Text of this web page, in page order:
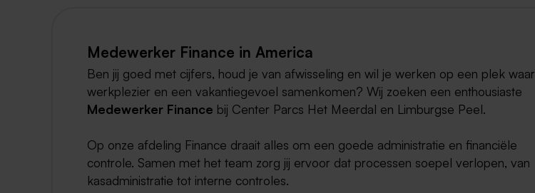
Medewerker Finance in America
Ben jij goed met cijfers, houd je van afwisseling en wil je werken op een plek waar
werkplezier en een vakantiegevoel samenkomen? Wij zoeken een enthousiaste
Medewerker Finance bij Center Parcs Het Meerdal en Limburgse Peel.
Op onze afdeling Finance draait alles om een goede administratie en financiële
controle. Samen met het team zorg jij ervoor dat processen soepel verlopen, van
kasadministratie tot interne controles.